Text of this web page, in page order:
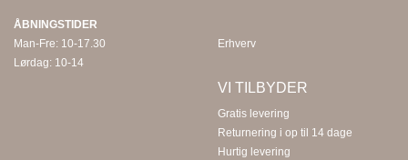
ÅBNINGSTIDER
Man-Fre: 10-17.30
Lørdag: 10-14
Erhverv
VI TILBYDER
Gratis levering
Returnering i op til 14 dage
Hurtig levering